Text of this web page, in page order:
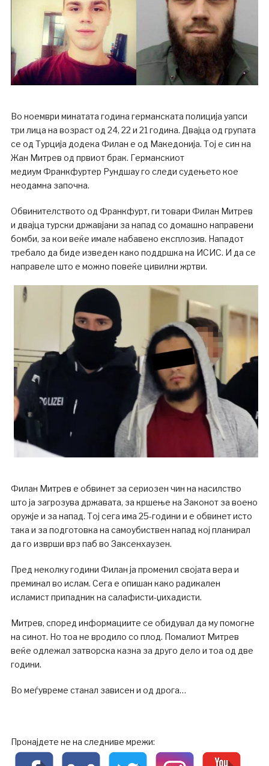
Во ноември минатата година германската полиција уапси
три лица на возраст од 24, 22 и 21 година. Двајца од групата
се од Турција додека Филан е од Македонија. Тој е син на
Жан Митрев од првиот брак. Германскиот
медиум Франкфуртер Рундшау го следи судењето кое
неодамна започна.
Обвинителството од Франкфурт, ги товари Филан Митрев
и двајца турски државјани за напад со домашно направени
бомби, за кои веќе имале набавено експлозив. Нападот
требало да биде изведен како поддршка на ИСИС. И да се
направеле што е можно повеќе цивилни жртви.
Филан Митрев е обвинет за сериозен чин на насилство
што ја загрозува државата, за кршење на Законот за воено
оружје и за напад. Тој сега има 25-години и е обвинет исто
така и за подготовка на самоубиствен напад кој планирал
да го изврши врз паб во Заксенхаузен.
Пред неколку години Филан ја променил својата вера и
преминал во ислам. Сега е опишан како радикален
исламист припадник на салафисти-џихадисти.
Митрев, според информациите се обидувал да му помогне
на синот. Но тоа не вродило со плод. Помалиот Митрев
веќе одлежал затворска казна за друго дело и тоа од две
години.
Во меѓувреме станал зависен и од дрога…
Пронајдете не на следниве мрежи: